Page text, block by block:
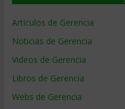
Artículos de Gerencia
Noticias de Gerencia
Videos de Gerencia
Libros de Gerencia
Webs de Gerencia